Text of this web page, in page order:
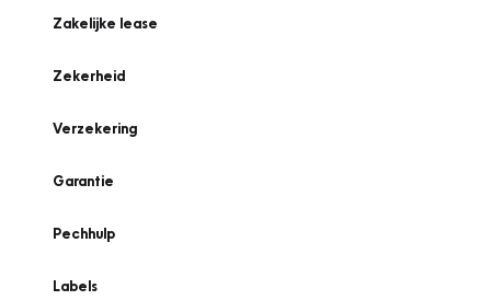
Zakelijke lease
Zekerheid
Verzekering
Garantie
Pechhulp
Labels